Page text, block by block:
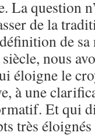
La question
de la
de sa
siècle, nous
éloigne le
à une
Et qui
très